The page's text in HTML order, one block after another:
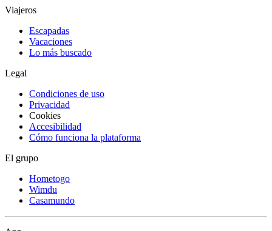
Viajeros
Escapadas
Vacaciones
Lo más buscado
Legal
Condiciones de uso
Privacidad
Cookies
Accesibilidad
Cómo funciona la plataforma
El grupo
Hometogo
Wimdu
Casamundo